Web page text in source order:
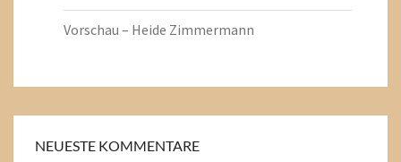
Vorschau – Heide Zimmermann
NEUESTE KOMMENTARE